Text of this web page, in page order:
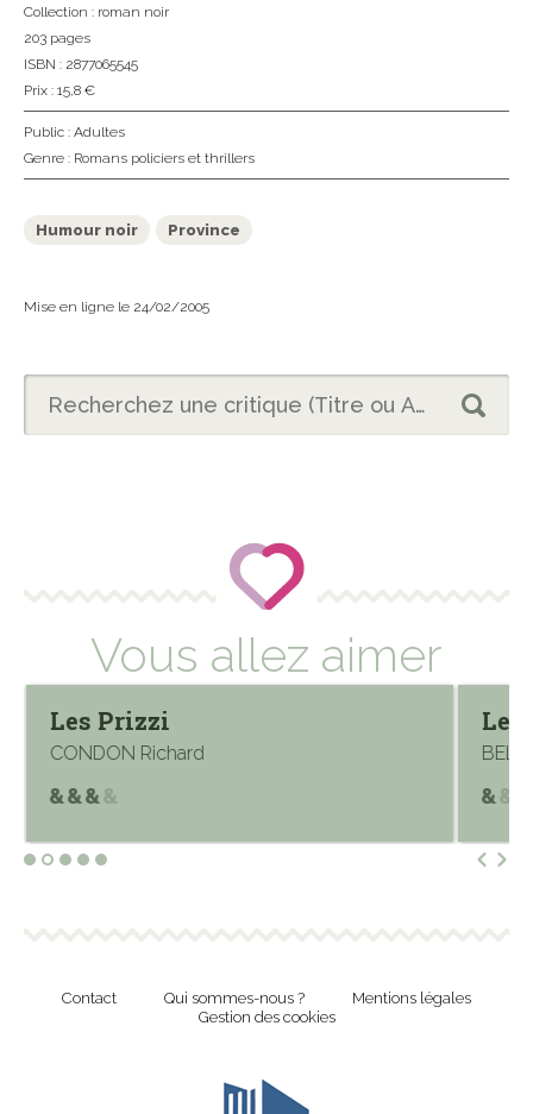
Collection : roman noir
203 pages
ISBN : 2877065545
Prix : 15,8 €
Public : Adultes
Genre : Romans policiers et thrillers
Humour noir Province
Mise en ligne le 24/02/2005
Vous allez aimer
Les Prizzi
CONDON Richard
Le
Contact Qui sommes-nous ?
Mentions légales
Gestion des cookies